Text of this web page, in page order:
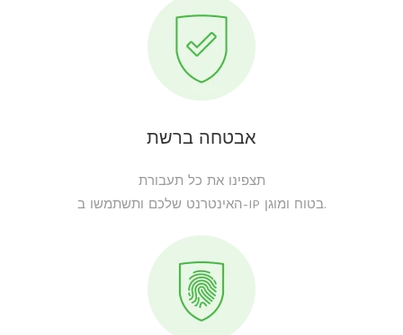
אבטחה ברשת
תצפינו את כל תעבורת
האינטרנט שלכם ותשתמשו ב-IP בטוח ומוגן.